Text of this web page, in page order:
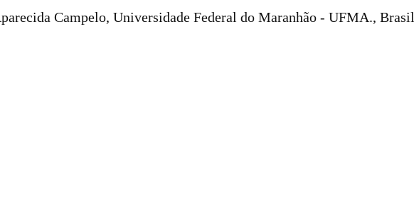
Campelo, Universidade Federal do Maranhão - UFMA., Brasil